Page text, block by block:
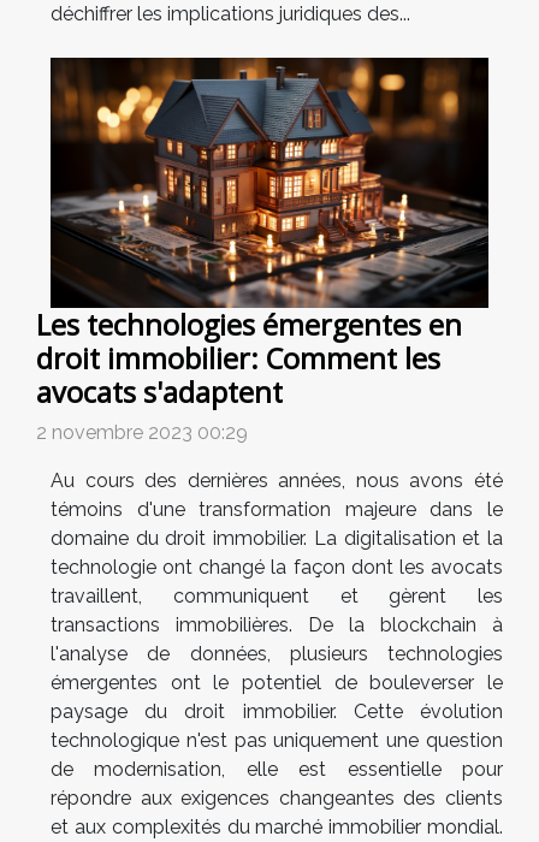
déchiffrer les implications juridiques des...
Les technologies émergentes en
droit immobilier: Comment les
avocats s'adaptent
2 novembre 2023 00:29
Au cours des dernières années, nous avons été
témoins d'une transformation majeure dans le
domaine du droit immobilier. La digitalisation et la
technologie ont changé la façon dont les avocats
travaillent, communiquent et gèrent les
transactions immobilières. De la blockchain à
l'analyse de données, plusieurs technologies
émergentes ont le potentiel de bouleverser le
paysage du droit immobilier. Cette évolution
technologique n'est pas uniquement une question
de modernisation, elle est essentielle pour
répondre aux exigences changeantes des clients
et aux complexités du marché immobilier mondial.